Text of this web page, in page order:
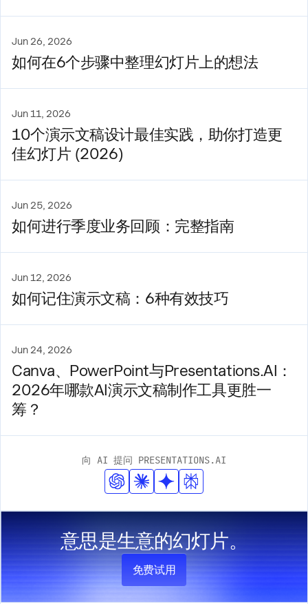
Jun 26, 2026
如何在6个步骤中整理幻灯片上的想法
Jun 11, 2026
10个演示文稿设计最佳实践，助你打造更
佳幻灯片 (2026)
Jun 25, 2026
如何进行季度业务回顾：完整指南
Jun 12, 2026
如何记住演示文稿：6种有效技巧
Jun 24, 2026
Canva、PowerPoint与Presentations.AI：
2026年哪款AI演示文稿制作工具更胜一
筹？
向 AI 提问 PRESENTATIONS.AI
意思是生意的幻灯片。
免费试用